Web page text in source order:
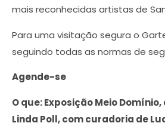
mais reconhecidas artistas de
Para uma visitação segura o
seguindo todas as normas de
Agende-se
O que: Exposição Meio
Linda Poll, com curadoria de